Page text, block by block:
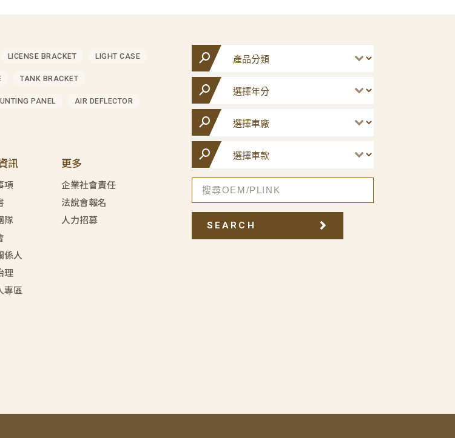
LICENSE BRACKET LIGHT CASE
TANK BRACKET
PANEL AIR DEFLECTOR
訊
項
隊
係人
理
專區
更多
企業社會責任
法說會報名
人力招募
SEARCH